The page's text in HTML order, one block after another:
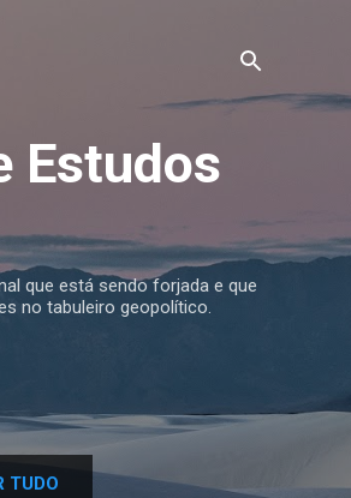
Estudos
que está sendo forjada e que
no tabuleiro geopolítico.
TUDO